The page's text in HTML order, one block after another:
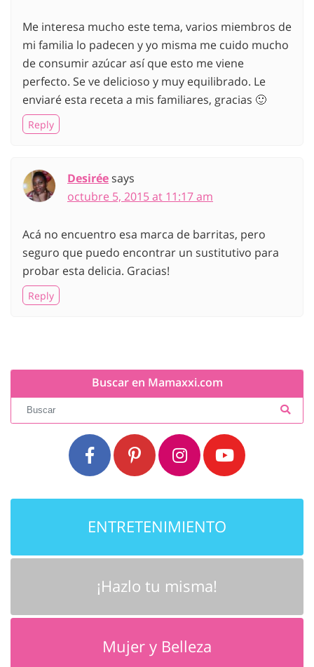
Me interesa mucho este tema, varios miembros de
mi familia lo padecen y yo misma me cuido mucho
de consumir azúcar así que esto me viene
perfecto. Se ve delicioso y muy equilibrado. Le
enviaré esta receta a mis familiares, gracias 🙂
Reply
Desiréesays
octubre 5, 2015 at 11:17 am
Acá no encuentro esa marca de barritas, pero
seguro que puedo encontrar un sustitutivo para
probar esta delicia. Gracias!
Reply
Buscar en Mamaxxi.com
ENTRETENIMIENTO
¡Hazlo tu misma!
Mujer y Belleza